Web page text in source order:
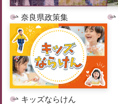
奈良県政策集
キッズならけん